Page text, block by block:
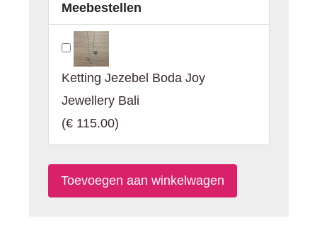
Meebestellen
Ketting Jezebel Boda Joy
Jewellery Bali
(€ 115.00)